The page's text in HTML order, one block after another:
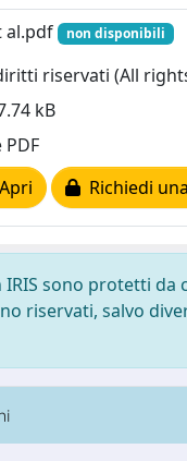
al.pdf
non disponibili
riservati (All
kB
Richiedi
sono protetti da
riservati, salvo